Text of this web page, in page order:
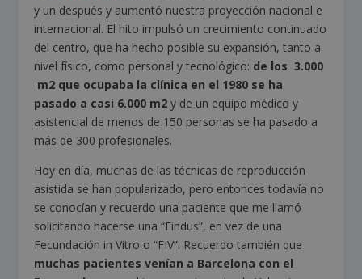
y un después y aumentó nuestra proyección nacional e
internacional. El hito impulsó un crecimiento continuado
del centro, que ha hecho posible su expansión, tanto a
nivel físico, como personal y tecnológico: de los 3.000
m2 que ocupaba la clínica en el 1980 se ha
pasado a casi 6.000 m2 y de un equipo médico y
asistencial de menos de 150 personas se ha pasado a
más de 300 profesionales.
Hoy en día, muchas de las técnicas de reproducción
asistida se han popularizado, pero entonces todavía no
se conocían y recuerdo una paciente que me llamó
solicitando hacerse una “Findus”, en vez de una
Fecundación in Vitro o “FIV”. Recuerdo también que
muchas pacientes venían a Barcelona con el